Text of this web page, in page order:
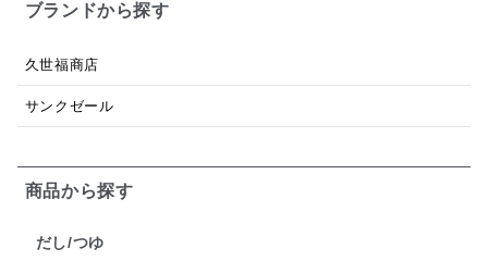
ブランドから探す
久世福商店
サンクゼール
商品から探す
だし/つゆ